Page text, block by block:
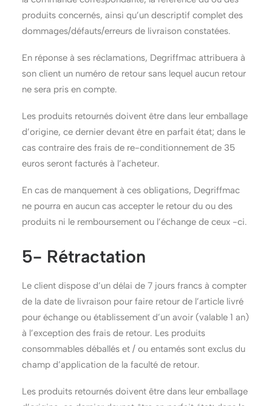
produits concernés, ainsi qu’un descriptif complet des
dommages/défauts/erreurs de livraison constatées.
En réponse à ses réclamations, Degriffmac attribuera à
son client un numéro de retour sans lequel aucun retour
ne sera pris en compte.
Les produits retournés doivent être dans leur emballage
d’origine, ce dernier devant être en parfait état; dans le
cas contraire des frais de re-conditionnement de 35
euros seront facturés à l’acheteur.
En cas de manquement à ces obligations, Degriffmac
ne pourra en aucun cas accepter le retour du ou des
produits ni le remboursement ou l’échange de ceux -ci.
5- Rétractation
Le client dispose d’un délai de 7 jours francs à compter
de la date de livraison pour faire retour de l’article livré
pour échange ou établissement d’un avoir (valable 1 an)
à l’exception des frais de retour. Les produits
consommables déballés et / ou entamés sont exclus du
champ d’application de la faculté de retour.
Les produits retournés doivent être dans leur emballage